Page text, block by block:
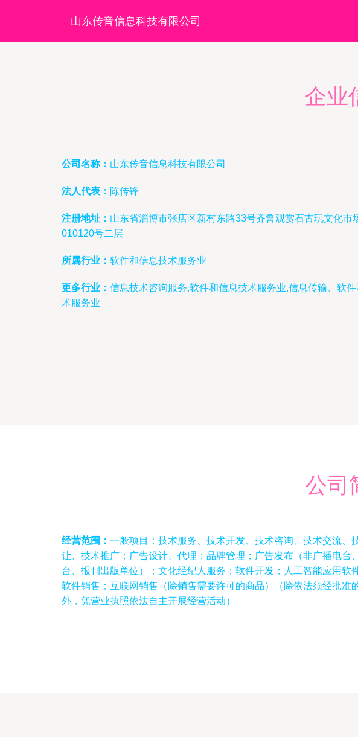
山东传音信息科技有限公司
企业
公司名称： 山东传音信息科技有限公司
法人代表： 陈传锋
注册地址： 山东省淄博市张店区新村东路33号齐鲁观赏石古玩文化市
010120号二层
所属行业： 软件和信息技术服务业
更多行业： 信息技术咨询服务,软件和信息技术服务业,信息传输、软
术服务业
公司
经营范围： 一般项目：技术服务、技术开发、技术咨询、技术交流、
让、技术推广；广告设计、代理；品牌管理；广告发布（非广播电台
台、报刊出版单位）；文化经纪人服务；软件开发；人工智能应用软
软件销售；互联网销售（除销售需要许可的商品）（除依法须经批准
外，凭营业执照依法自主开展经营活动）